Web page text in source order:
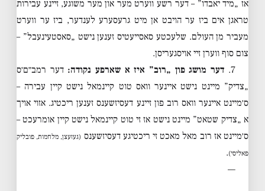
אז „מיד יאבדו” – דער רשע ווערט מער און מער משוגע, זיינע עבירות
טראגן אים ביז ער הויבט אן מיט גרעסערע לענדער, ביז ער ווערט
מעביר מן העולם. שלעכטע סאסייעטיס זענען נישט „סאסטעינעבל” –
צום סוף ווערן זיי אויסגעריסן.
7. דער מושג פון „רוב” איז א שארפע נקודה: דער רמב״ם׳ס
„צדיק” מיינט נישט איינער וואס טוט קיינמאל נישט קיין עבירה –
ס׳מיינט איינער וואס רוב פון זיינע דעסיזשענס זענען ריכטיג. אזוי אויך
א „צדיק שטאט” מיינט נישט אז זי טוט קיינמאל נישט קיין אומרעכט –
ס׳מיינט אז רוב מאל מאכט זי ריכטיגע דעסיזשענס (געזעצן, מלחמות, פובליק
פאליסי).
—